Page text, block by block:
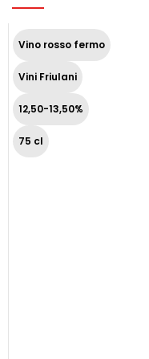
Vino rosso fermo
Vini Friulani
12,50-13,50%
75 cl